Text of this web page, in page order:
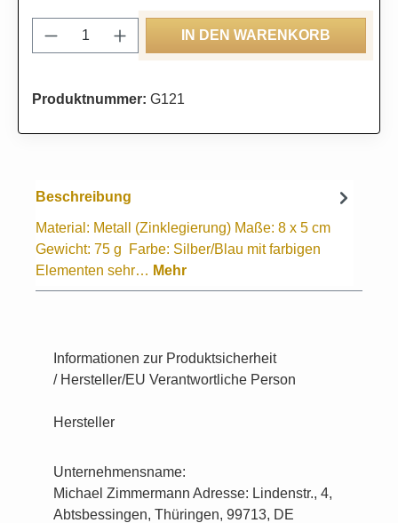
Produkt Anzahl: Gib den gewünschten
IN DEN WARENKORB
Produktnummer: G121
Beschreibung
Material: Metall (Zinklegierung) Maße: 8 x 5 cm
Gewicht: 75 g Farbe: Silber/Blau mit farbigen
Elementen sehr… Mehr
Informationen zur Produktsicherheit
/ Hersteller/EU Verantwortliche Person
Hersteller
Unternehmensname:
Michael Zimmermann Adresse: Lindenstr., 4,
Abtsbessingen, Thüringen, 99713, DE